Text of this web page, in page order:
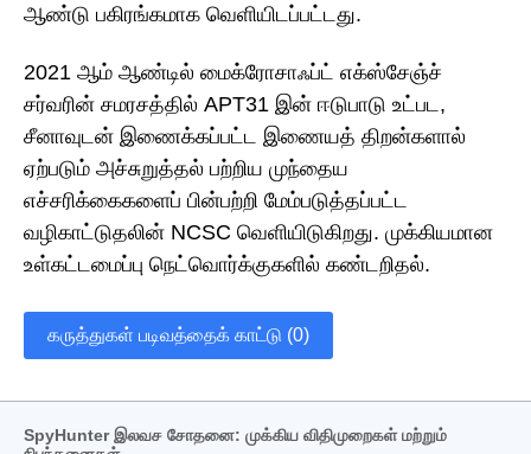
ஆண்டு பகிரங்கமாக வெளியிடப்பட்டது.
2021 ஆம் ஆண்டில் மைக்ரோசாஃப்ட் எக்ஸ்சேஞ்ச்
சர்வரின் சமரசத்தில் APT31 இன் ஈடுபாடு உட்பட,
சீனாவுடன் இணைக்கப்பட்ட இணையத் திறன்களால்
ஏற்படும் அச்சுறுத்தல் பற்றிய முந்தைய
எச்சரிக்கைகளைப் பின்பற்றி மேம்படுத்தப்பட்ட
வழிகாட்டுதலின் NCSC வெளியிடுகிறது. முக்கியமான
உள்கட்டமைப்பு நெட்வொர்க்குகளில் கண்டறிதல்.
கருத்துகள் படிவத்தைக் காட்டு (0)
SpyHunter இலவச சோதனை: முக்கிய விதிமுறைகள் மற்றும்